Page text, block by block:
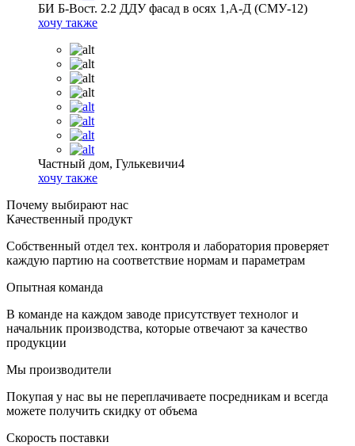
БИ Б-Вост. 2.2 ДДУ фасад в осях 1,А-Д (СМУ-12)
хочу также
Частный дом, Гулькевичи4
хочу также
Почему выбирают нас
Качественный продукт
Собственный отдел тех. контроля и лаборатория проверяет
каждую партию на соответствие нормам и параметрам
Опытная команда
В команде на каждом заводе присутствует технолог и
начальник производства, которые отвечают за качество
продукции
Мы производители
Покупая у нас вы не переплачиваете посредникам и всегда
можете получить скидку от объема
Скорость поставки